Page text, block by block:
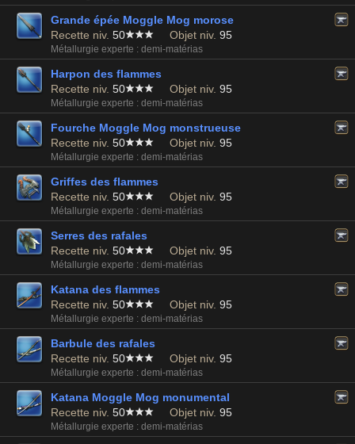
Grande épée Moggle Mog morose
Recette niv. 50 Objet niv. 95
Métallurgie experte : demi-matérias
Harpon des flammes
Recette niv. 50 Objet niv. 95
Métallurgie experte : demi-matérias
Fourche Moggle Mog monstrueuse
Recette niv. 50 Objet niv. 95
Métallurgie experte : demi-matérias
Griffes des flammes
Recette niv. 50 Objet niv. 95
Métallurgie experte : demi-matérias
Serres des rafales
Recette niv. 50 Objet niv. 95
Métallurgie experte : demi-matérias
Katana des flammes
Recette niv. 50 Objet niv. 95
Métallurgie experte : demi-matérias
Barbule des rafales
Recette niv. 50 Objet niv. 95
Métallurgie experte : demi-matérias
Katana Moggle Mog monumental
Recette niv. 50 Objet niv. 95
Métallurgie experte : demi-matérias